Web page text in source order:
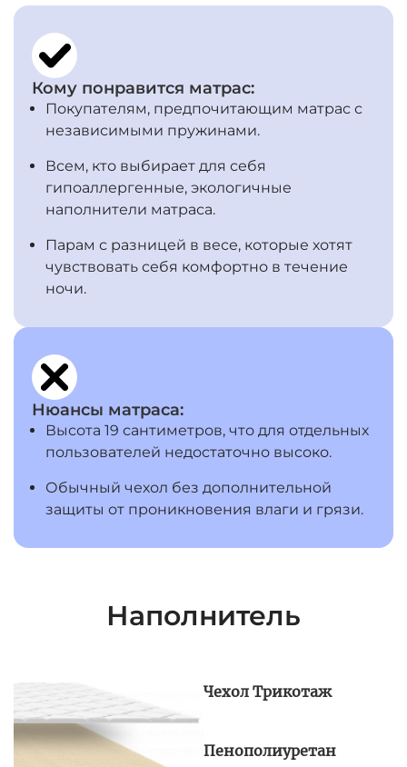
Кому понравится матрас:
Покупателям, предпочитающим матрас с
независимыми пружинами.
Всем, кто выбирает для себя
гипоаллергенные, экологичные
наполнители матраса.
Парам с разницей в весе, которые хотят
чувствовать себя комфортно в течение
ночи.
Нюансы матраса:
Высота 19 сантиметров, что для отдельных
пользователей недостаточно высоко.
Обычный чехол без дополнительной
защиты от проникновения влаги и грязи.
Наполнитель
Пенополиуретан
Чехол Трикотаж